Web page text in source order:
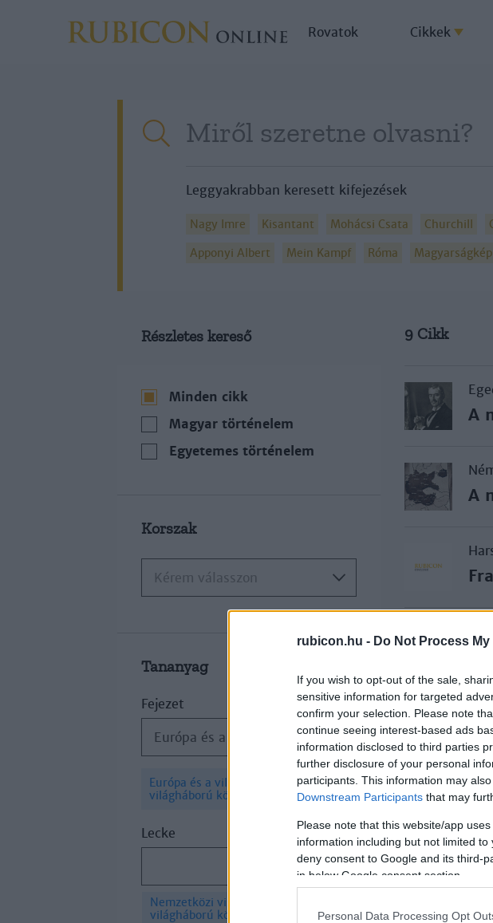
rubicon.hu - Do Not Process
If you wish to opt-out of the sale,
sensitive information for targeted
confirm your selection. Please note
continue seeing interest-based ads
information disclosed to third parties
further disclosure of your personal
participants. This information may
Downstream Participants that may
Please note that this website/app
information including but not limited
deny consent to Google and its third-
in below Google consent section.
Personal Data Processing Opt
Rovatok Cikkek
Leggyakrabban keresett kifejezések
Nagy Imre Kisantant Mohácsi Csata Churchill
Apponyi Albert
Mein Kampf Róma Magyarságkép
Részletes kereső
Minden cikk
Magyar történelem
Egyetemes történelem
Korszak
Kérem válasszon
Tananyag
Fejezet
Európa és a világ a két világháború között
Európa és a világ a két
világháború között
×
Lecke
Nemzetközi viszonyok a két
világháború között
9 Cikk
A
A
A